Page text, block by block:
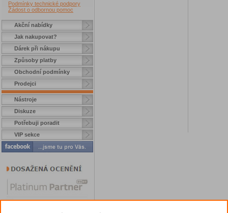
Podmínky technické podpory
Žádost o odbornou pomoc
Akční nabídky
Jak nakupovat?
Dárek při nákupu
Způsoby platby
Obchodní podmínky
Prodejci
Nástroje
Diskuze
Potřebuji poradit
VIP sekce